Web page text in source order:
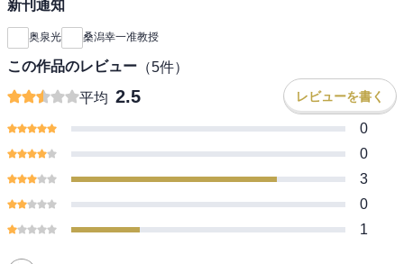
新刊通知
奥泉光 桑潟幸一准教授
この作品のレビュー （5件）
平均 2.5 レビューを書く
0
0
3
0
1